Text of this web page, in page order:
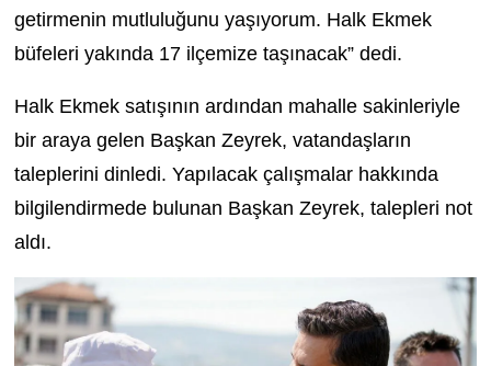
getirmenin mutluluğunu yaşıyorum. Halk Ekmek
büfeleri yakında 17 ilçemize taşınacak” dedi.
Halk Ekmek satışının ardından mahalle sakinleriyle
bir araya gelen Başkan Zeyrek, vatandaşların
taleplerini dinledi. Yapılacak çalışmalar hakkında
bilgilendirmede bulunan Başkan Zeyrek, talepleri not
aldı.